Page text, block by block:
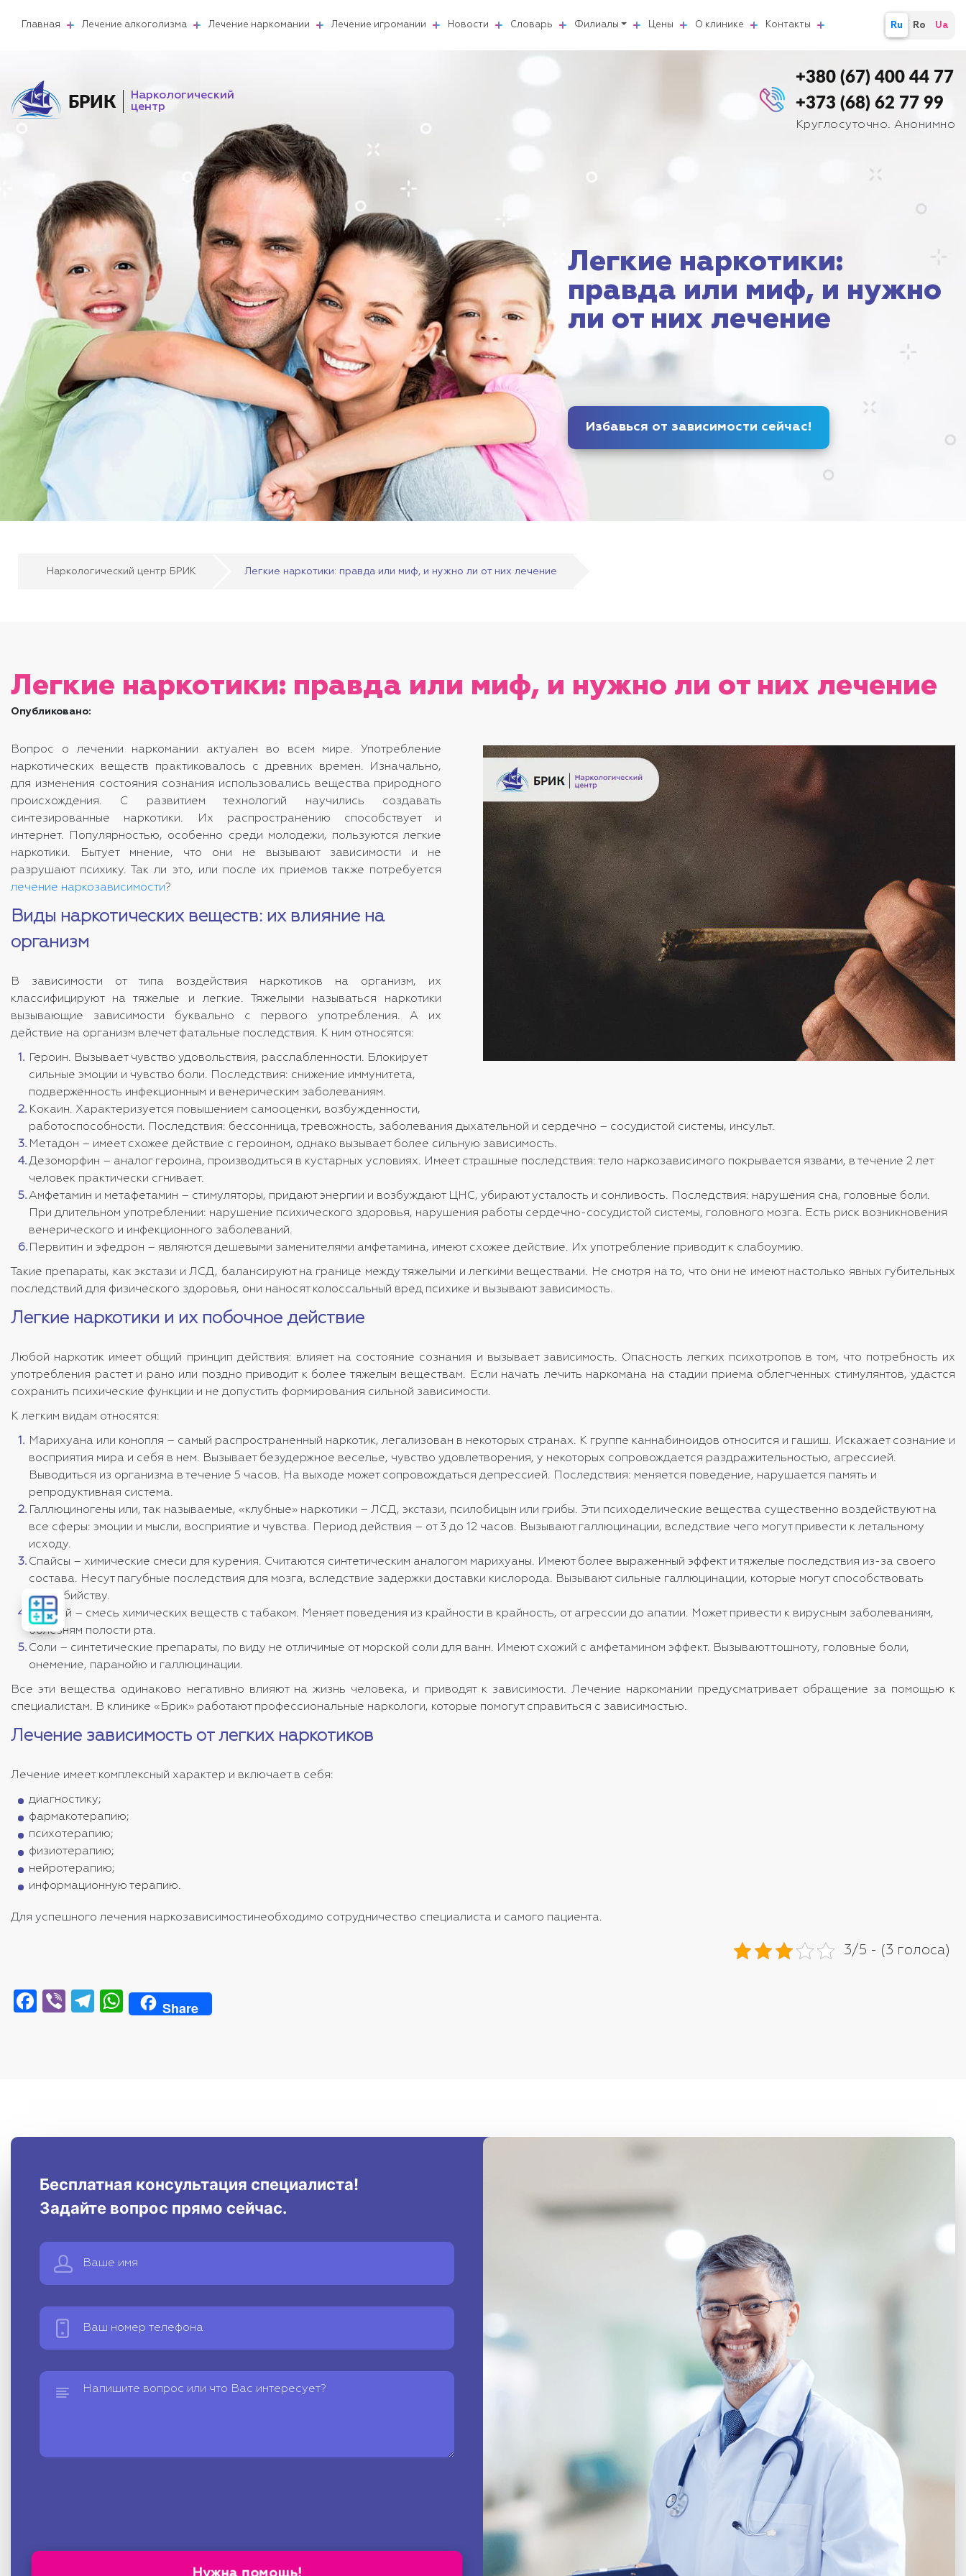
Главная Лечение алкоголизма Лечение наркомании Лечение игромании Новости Словарь Филиалы Цены О клинике Контакты Ru Ro Ua
БРИК
Наркологический
центр
+380 (67) 400 44 77
+373 (68) 62 77 99
Круглосуточно. Анонимно
Легкие наркотики:
правда или миф, и нужно
ли от них лечение
Избавься от зависимости сейчас!
Наркологический центр БРИК Легкие наркотики: правда или миф, и нужно ли от них лечение
Легкие наркотики: правда или миф, и нужно ли от них лечение
Опубликовано:
Вопрос о лечении наркомании актуален во всем мире. Употребление
наркотических веществ практиковалось с древних времен. Изначально,
для изменения состояния сознания использовались вещества природного
происхождения. С развитием технологий научились создавать
синтезированные наркотики. Их распространению способствует и
интернет. Популярностью, особенно среди молодежи, пользуются легкие
наркотики. Бытует мнение, что они не вызывают зависимости и не
разрушают психику. Так ли это, или после их приемов также потребуется
лечение наркозависимости?
Виды наркотических веществ: их влияние на
организм
В зависимости от типа воздействия наркотиков на организм, их
классифицируют на тяжелые и легкие. Тяжелыми называться наркотики
вызывающие зависимости буквально с первого употребления. А их
действие на организм влечет фатальные последствия. К ним относятся:
Героин. Вызывает чувство удовольствия, расслабленности. Блокирует
сильные эмоции и чувство боли. Последствия: снижение иммунитета,
подверженность инфекционным и венерическим заболеваниям.
Кокаин. Характеризуется повышением самооценки, возбужденности,
работоспособности. Последствия: бессонница, тревожность, заболевания дыхательной и сердечно – сосудистой системы, инсульт.
Метадон – имеет схожее действие с героином, однако вызывает более сильную зависимость.
Дезоморфин – аналог героина, производиться в кустарных условиях. Имеет страшные последствия: тело наркозависимого покрывается язвами, в течение 2 лет
человек практически сгнивает.
Амфетамин и метафетамин – стимуляторы, придают энергии и возбуждают ЦНС, убирают усталость и сонливость. Последствия: нарушения сна, головные боли.
При длительном употреблении: нарушение психического здоровья, нарушения работы сердечно-сосудистой системы, головного мозга. Есть риск возникновения
венерического и инфекционного заболеваний.
Первитин и эфедрон – являются дешевыми заменителями амфетамина, имеют схожее действие. Их употребление приводит к слабоумию.
Такие препараты, как экстази и ЛСД, балансируют на границе между тяжелыми и легкими веществами. Не смотря на то, что они не имеют настолько явных губительных
последствий для физического здоровья, они наносят колоссальный вред психике и вызывают зависимость.
Легкие наркотики и их побочное действие
Любой наркотик имеет общий принцип действия: влияет на состояние сознания и вызывает зависимость. Опасность легких психотропов в том, что потребность их
употребления растет и рано или поздно приводит к более тяжелым веществам. Если начать лечить наркомана на стадии приема облегченных стимулянтов, удастся
сохранить психические функции и не допустить формирования сильной зависимости.
К легким видам относятся:
Марихуана или конопля – самый распространенный наркотик, легализован в некоторых странах. К группе каннабиноидов относится и гашиш. Искажает сознание и
восприятия мира и себя в нем. Вызывает безудержное веселье, чувство удовлетворения, у некоторых сопровождается раздражительностью, агрессией.
Выводиться из организма в течение 5 часов. На выходе может сопровождаться депрессией. Последствия: меняется поведение, нарушается память и
репродуктивная система.
Галлюциногены или, так называемые, «клубные» наркотики – ЛСД, экстази, псилобицын или грибы. Эти психоделические вещества существенно воздействуют на
все сферы: эмоции и мысли, восприятие и чувства. Период действия – от 3 до 12 часов. Вызывают галлюцинации, вследствие чего могут привести к летальному
исходу.
Спайсы – химические смеси для курения. Считаются синтетическим аналогом марихуаны. Имеют более выраженный эффект и тяжелые последствия из-за своего
состава. Несут пагубные последствия для мозга, вследствие задержки доставки кислорода. Вызывают сильные галлюцинации, которые могут способствовать
самоубийству.
Насвай – смесь химических веществ с табаком. Меняет поведения из крайности в крайность, от агрессии до апатии. Может привести к вирусным заболеваниям,
болезням полости рта.
Соли – синтетические препараты, по виду не отличимые от морской соли для ванн. Имеют схожий с амфетамином эффект. Вызывают тошноту, головные боли,
онемение, паранойю и галлюцинации.
Все эти вещества одинаково негативно влияют на жизнь человека, и приводят к зависимости. Лечение наркомании предусматривает обращение за помощью к
специалистам. В клинике «Брик» работают профессиональные наркологи, которые помогут справиться с зависимостью.
Лечение зависимость от легких наркотиков
Лечение имеет комплексный характер и включает в себя:
диагностику;
фармакотерапию;
психотерапию;
физиотерапию;
нейротерапию;
информационную терапию.
Для успешного лечения наркозависимостинеобходимо сотрудничество специалиста и самого пациента.
3/5 - (3 голоса)
Facebook
ViberTelegram
WhatsApp
Share
Бесплатная консультация специалиста!
Задайте вопрос прямо сейчас.
Рассчитать
стоимость
лечения